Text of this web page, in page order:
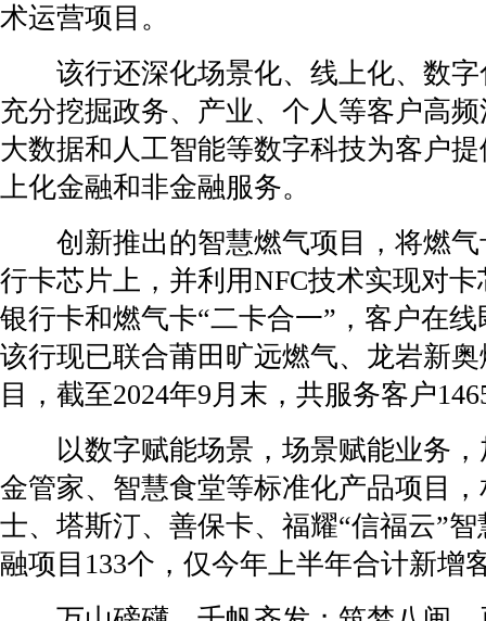
术运营项目。
该行还深化场景化、线上化、数字
充分挖掘政务、产业、个人等客户高
大数据和人工智能等数字科技为客户
上化金融和非金融服务。
创新推出的智慧燃气项目，将燃气
行卡芯片上，并利用NFC技术实现对
银行卡和燃气卡“二卡合一”，客户在
该行现已联合莆田旷远燃气、龙岩新
目，截至2024年9月末，共服务客户
以数字赋能场景，场景赋能业务，
金管家、智慧食堂等标准化产品项目
士、塔斯汀、善保卡、福耀“信福云”
融项目133个，仅今年上半年合计新增